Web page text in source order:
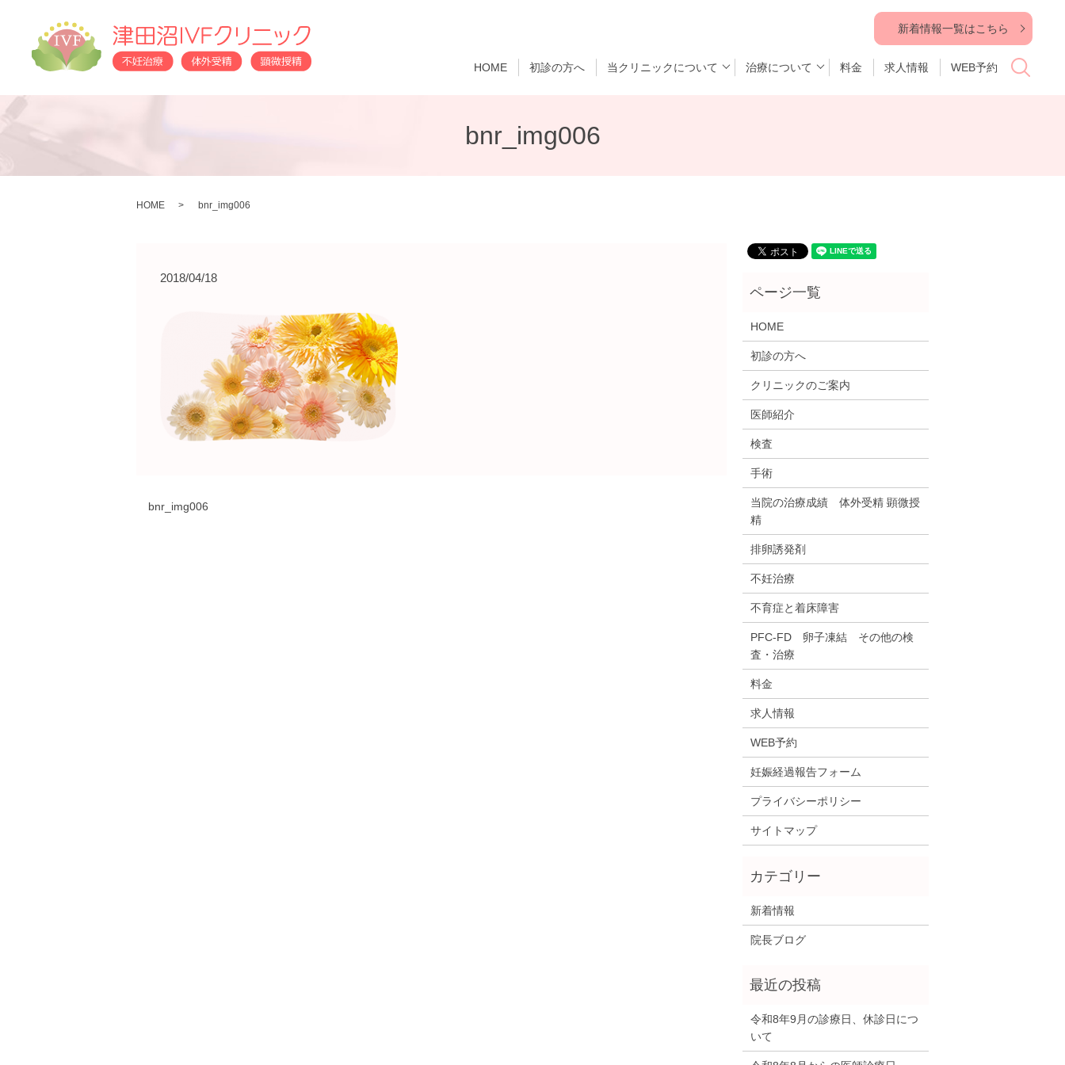
新着情報一覧はこちら
HOME 初診の方へ 当クリニックについて 治療について 料金 求人情報 WEB予約 search
bnr_img006
HOME bnr_img006
2018/04/18
bnr_img006
HOME
初診の方へ
クリニックのご案内
医師紹介
検査
手術
当院の治療成績 体外受精 顕微授
精
排卵誘発剤
不妊治療
不育症と着床障害
PFC-FD 卵子凍結 その他の検
査・治療
料金
求人情報
WEB予約
妊娠経過報告フォーム
プライバシーポリシー
サイトマップ
新着情報
院長ブログ
令和8年9月の診療日、休診日につ
いて